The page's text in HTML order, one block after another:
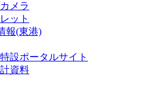
メラ
ット
報(東港)
特設ポータルサイト
資料